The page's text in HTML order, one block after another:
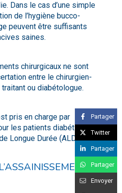
Dans le cas d’une simple
de l’hygiène bucco-
peuvent être suffisants
saines.
chirurgicaux ne sont
entre le chirurgien-
ou diabétologue.
pris en charge par
les patients diabétiques
Longue Durée (ALD).
Partager
Twitter
Partager
Partager
Envoyer